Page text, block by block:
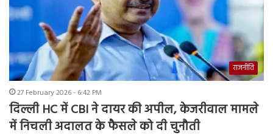
राजनीति
27 February 2026 - 6:42 PM
दिल्ली HC में CBI ने दायर की अपील, केजरीवाल मामले
में निचली अदालत के फैसले को दी चुनौती